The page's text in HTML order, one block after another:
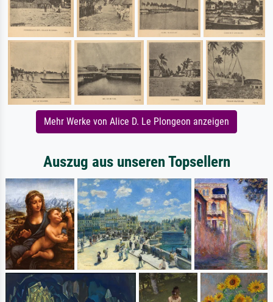
Mehr Werke von Alice D. Le Plongeon anzeigen
Auszug aus unseren Topsellern